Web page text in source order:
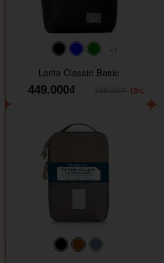
#faf0e6#000000#0000FF
+1
Larita Classic Basic
449.000₫
-13%
#000000#964B00